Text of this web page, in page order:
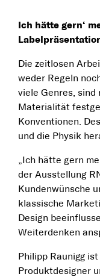
Ich hätte gern‘
Die zeitlosen
weder Regeln
viele Genres,
Materialität
Konventionen.
und die Physik
„Ich hätte gern
der Ausstellung
Kundenwünsche
klassische
Design
Weiterdenken
Philipp Raunigg
Produktdesigner